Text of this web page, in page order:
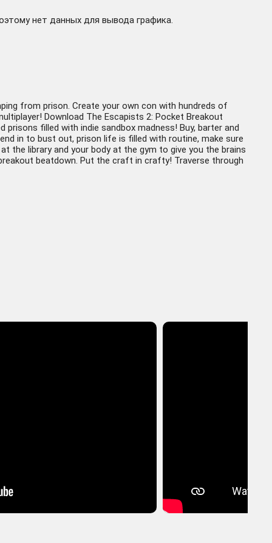
нет данных для вывода графика.
from prison. Create your own con with hundreds of
Download The Escapists 2: Pocket Breakout
filled with indie sandbox madness! Buy, barter and
in to bust out, prison life is filled with routine, make sure
the library and your body at the gym to give you the brains
beatdown. Put the craft in crafty! Traverse through